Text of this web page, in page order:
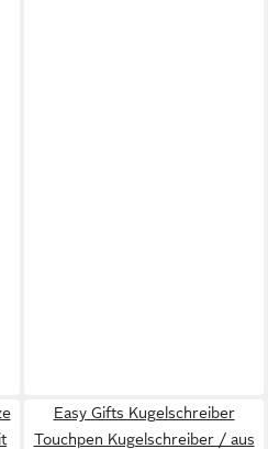
Easy Gifts Kugelschreiber
Touchpen Kugelschreiber / aus